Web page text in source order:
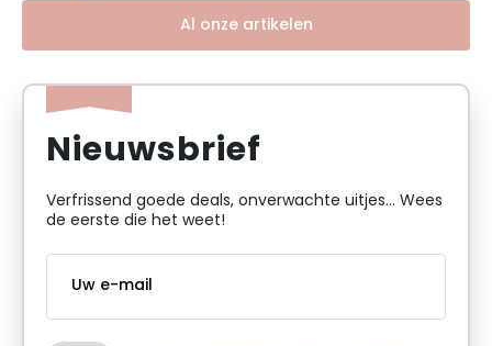
Al onze artikelen
Nieuwsbrief
Verfrissend goede deals, onverwachte uitjes... Wees
de eerste die het weet!